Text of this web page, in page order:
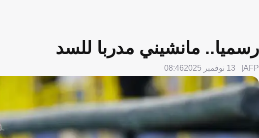
رسميا.. مانشيني مدربا للسد
AFP 13 نوفمبر 2025 08:46